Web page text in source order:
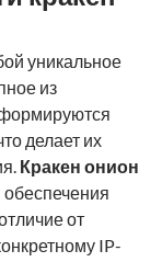
уникальное
из
формируются
делает их
Кракен онион
обеспечения
от
IP-